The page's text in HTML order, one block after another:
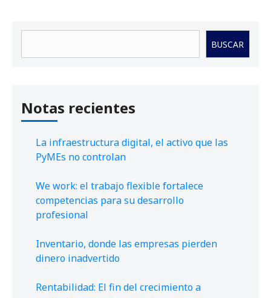
BUSCAR
Notas recientes
La infraestructura digital, el activo que las
PyMEs no controlan
We work: el trabajo flexible fortalece
competencias para su desarrollo
profesional
Inventario, donde las empresas pierden
dinero inadvertido
Rentabilidad: El fin del crecimiento a